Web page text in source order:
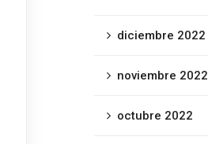
diciembre 2022
noviembre 2022
octubre 2022